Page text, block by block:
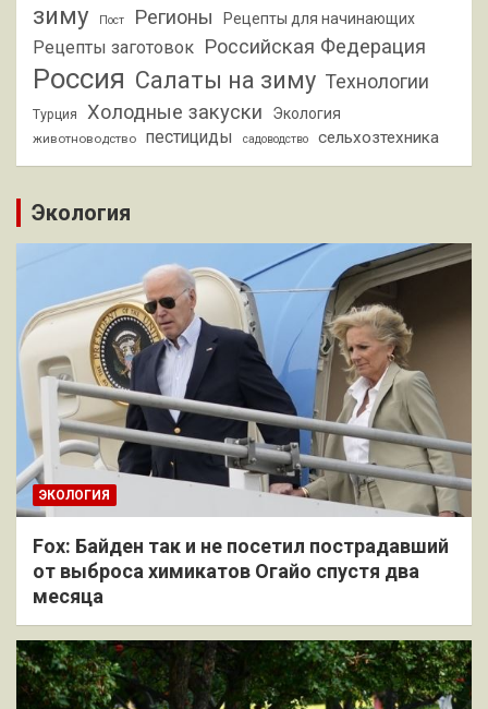
зиму
Пост Регионы Рецепты для начинающих
Рецепты заготовок Российская Федерация
Россия Салаты на зиму Технологии
Турция Холодные закуски Экология
животноводство пестициды садоводство сельхозтехника
Экология
ЭКОЛОГИЯ
Fox: Байден так и не посетил пострадавший
от выброса химикатов Огайо спустя два
месяца